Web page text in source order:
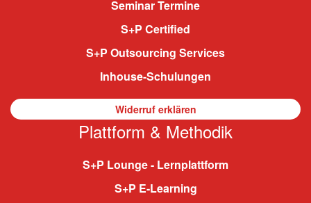
Seminar Termine
S+P Certified
S+P Outsourcing Services
Inhouse-Schulungen
Widerruf erklären
Plattform & Methodik
S+P Lounge - Lernplattform
S+P E-Learning